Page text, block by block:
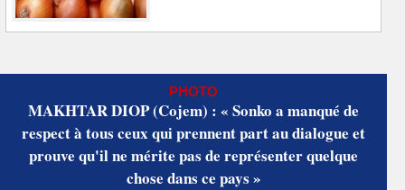
PHOTO
MAKHTAR DIOP (Cojem) : « Sonko a manqué de
respect à tous ceux qui prennent part au dialogue et
prouve qu'il ne mérite pas de représenter quelque
chose dans ce pays »